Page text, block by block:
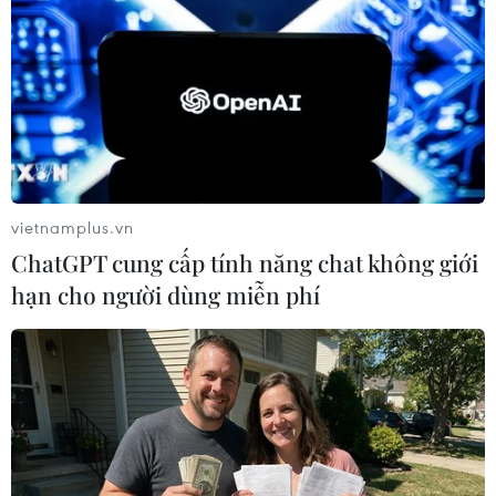
TIN LIÊN QUAN
vietnamplus.vn
ChatGPT cung cấp tính năng chat không giới
hạn cho người dùng miễn phí